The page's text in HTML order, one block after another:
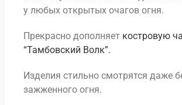
у любых открытых очагов огня.
Прекрасно дополняет костровую
“Тамбовский Волк”.
Изделия стильно смотрятся даже
зажженного огня.